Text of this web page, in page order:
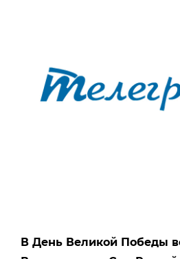
В День Великой Победы